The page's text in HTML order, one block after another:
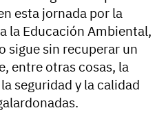
esta jornada por la
la Educación Ambiental,
sigue sin recuperar un
entre otras cosas, la
seguridad y la calidad